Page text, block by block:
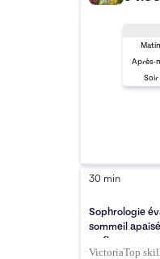
Matin
Après-
Soir
30 min
Sophrologie
sommeil
en fleurs
VictoriaTop